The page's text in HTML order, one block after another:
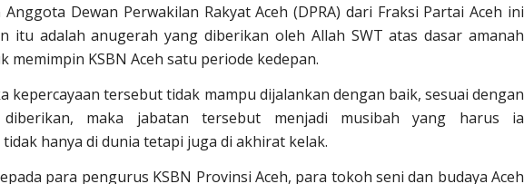
Dewan Perwakilan Rakyat Aceh (DPRA) dari Fraksi Partai Aceh ini
itu adalah anugerah yang diberikan oleh Allah SWT atas dasar amanah
memimpin KSBN Aceh satu periode kedepan.
kepercayaan tersebut tidak mampu dijalankan dengan baik, sesuai dengan
maka jabatan tersebut menjadi musibah yang harus ia
hanya di dunia tetapi juga di akhirat kelak.
para pengurus KSBN Provinsi Aceh, para tokoh seni dan budaya Aceh